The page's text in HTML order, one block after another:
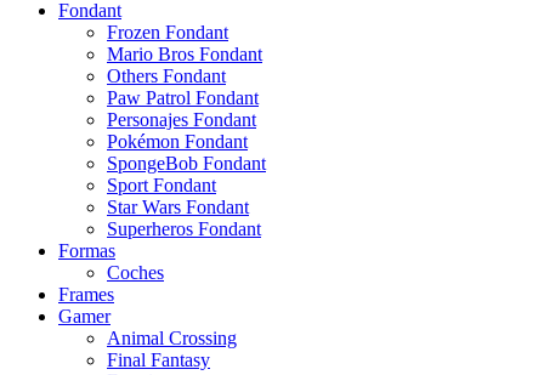
Fondant
Frozen Fondant
Mario Bros Fondant
Others Fondant
Paw Patrol Fondant
Personajes Fondant
Pokémon Fondant
SpongeBob Fondant
Sport Fondant
Star Wars Fondant
Superheros Fondant
Formas
Coches
Frames
Gamer
Animal Crossing
Final Fantasy